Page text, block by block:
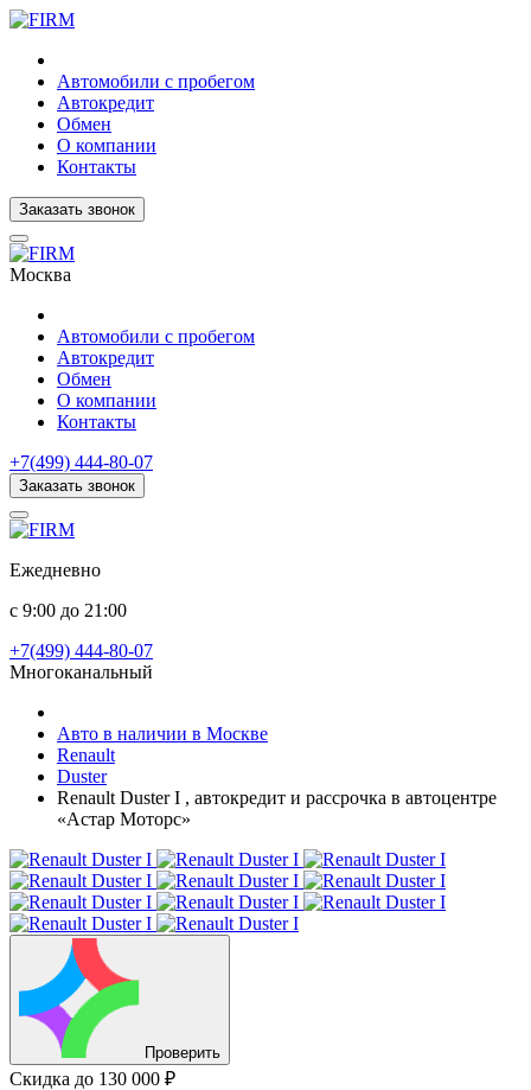
Автомобили с пробегом
Автокредит
Обмен
О компании
Контакты
Заказать звонок
Москва
Автомобили с пробегом
Автокредит
Обмен
О компании
Контакты
+7(499) 444-80-07
Заказать звонок
Ежедневно
с 9:00 до 21:00
+7(499) 444-80-07
Многоканальный
Авто в наличии в Москве
Renault
Duster
Renault Duster I , автокредит и рассрочка в автоцентре
«Астар Моторс»
Проверить
Скидка до 130 000 ₽